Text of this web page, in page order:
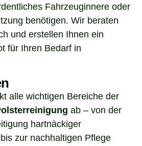
Fahrzeuginnere oder
benötigen. Wir beraten
und erstellen Ihnen ein
für Ihren Bedarf in
alle wichtigen Bereiche der
ab – von der
hartnäckiger
zur nachhaltigen Pflege